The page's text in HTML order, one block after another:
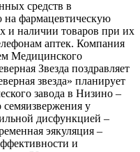
средств в
фармацевтическую
и наличии товаров при их
аптек. Компания
Медицинского
Звезда поздравляет
звезда» планирует
завода в Низино –
у
дисфункцией –
эякуляция –
и